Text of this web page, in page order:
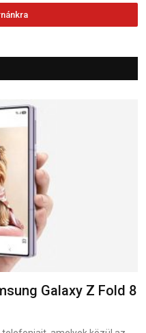
Galaxy Z Fold 8